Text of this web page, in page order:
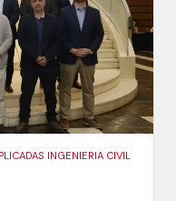
INGENIERIA CIVIL